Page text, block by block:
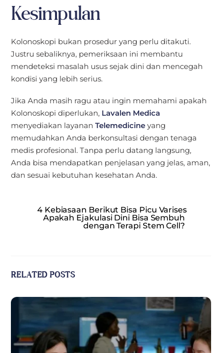
Kesimpulan
Kolonoskopi bukan prosedur yang perlu ditakuti.
Justru sebaliknya, pemeriksaan ini membantu
mendeteksi masalah usus sejak dini dan mencegah
kondisi yang lebih serius.
Jika Anda masih ragu atau ingin memahami apakah
Kolonoskopi diperlukan, Lavalen Medica
menyediakan layananTelemedicine yang
memudahkan Anda berkonsultasi dengan tenaga
medis profesional. Tanpa perlu datang langsung,
Anda bisa mendapatkan penjelasan yang jelas, aman,
dan sesuai kebutuhan kesehatan Anda.
4 Kebiasaan Berikut Bisa Picu Varises
Apakah Ejakulasi Dini Bisa Sembuh
dengan Terapi Stem Cell?
RELATED POSTS